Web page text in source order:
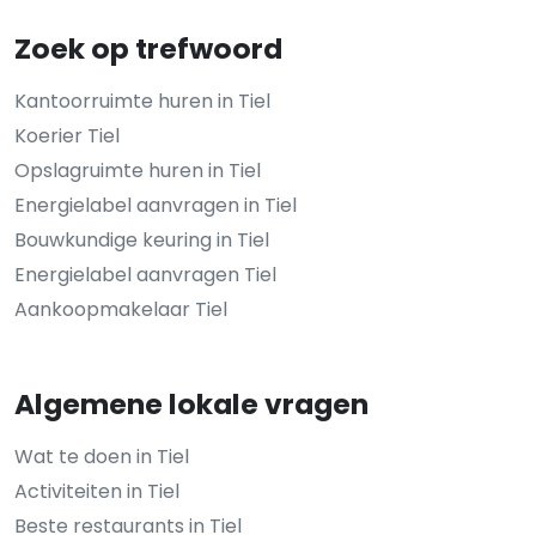
Zoek op trefwoord
Kantoorruimte huren in Tiel
Koerier Tiel
Opslagruimte huren in Tiel
Energielabel aanvragen in Tiel
Bouwkundige keuring in Tiel
Energielabel aanvragen Tiel
Aankoopmakelaar Tiel
Algemene lokale vragen
Wat te doen in Tiel
Activiteiten in Tiel
Beste restaurants in Tiel